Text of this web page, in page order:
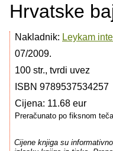
Hrvatske
Nakladnik: Leykam
07/2009.
100 str., tvrdi uvez
ISBN 9789537534257
Cijena: 11.68 eur
Preračunato po fiksnom
Cijene knjiga su